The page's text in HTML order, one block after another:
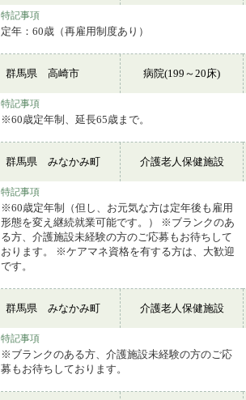
特記事項
定年：60歳（再雇用制度あり）
群馬県 高崎市 病院(199～20床)
特記事項
※60歳定年制、延長65歳まで。
群馬県 みなかみ町 介護老人保健施設
特記事項
※60歳定年制（但し、お元気な方は定年後も雇用
形態を変え継続就業可能です。） ※ブランクのあ
る方、介護施設未経験の方のご応募もお待ちして
おります。 ※ケアマネ資格を有する方は、大歓迎
です。
群馬県 みなかみ町 介護老人保健施設
特記事項
※ブランクのある方、介護施設未経験の方のご応
募もお待ちしております。